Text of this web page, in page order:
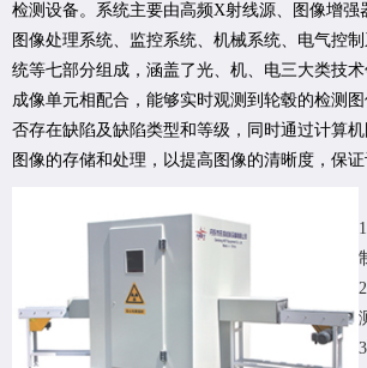
检测设备。系统主要由高频X射线源、图像增强
图像处理系统、监控系统、机械系统、电气控
统等七部分组成，涵盖了光、机、电三大类技
成像单元相配合，能够实时观测到轮毂的检测
否存在缺陷及缺陷类型和等级，同时通过计算
图像的存储和处理，以提高图像的清晰度，保证